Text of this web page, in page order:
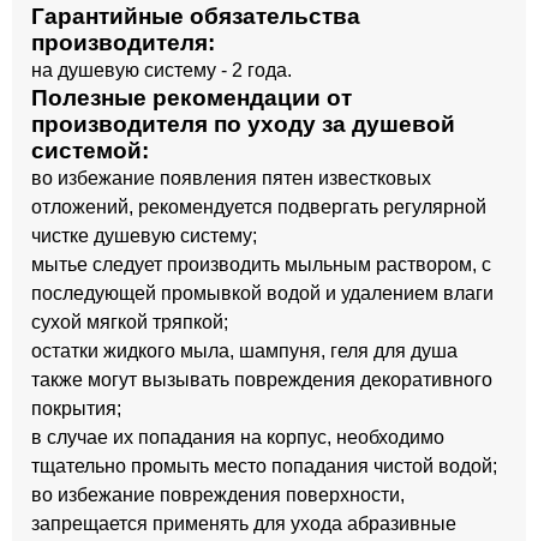
Гарантийные обязательства
производителя:
на душевую систему - 2 года.
Полезные рекомендации от
производителя по уходу за душевой
системой:
во избежание появления пятен известковых
отложений, рекомендуется подвергать регулярной
чистке душевую систему;
мытье следует производить мыльным раствором, с
последующей промывкой водой и удалением влаги
сухой мягкой тряпкой;
остатки жидкого мыла, шампуня, геля для душа
также могут вызывать повреждения декоративного
покрытия;
в случае их попадания на корпус, необходимо
тщательно промыть место попадания чистой водой;
во избежание повреждения поверхности,
запрещается применять для ухода абразивные